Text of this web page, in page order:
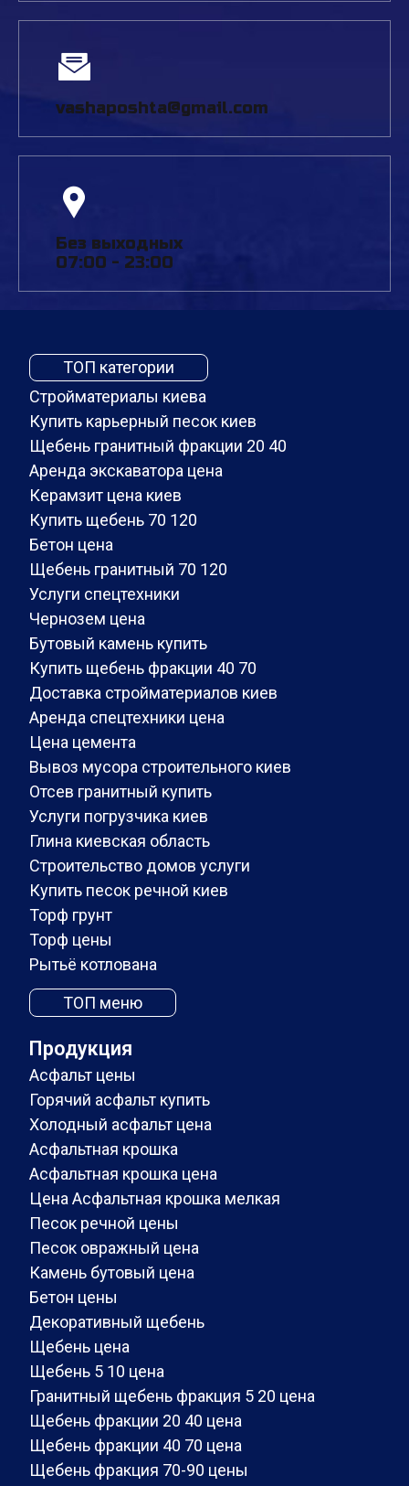
vashaposhta@gmail.com
Без выходных
07:00 - 23:00
ТОП категории
Стройматериалы киева
Купить карьерный песок киев
Щебень гранитный фракции 20 40
Аренда экскаватора цена
Керамзит цена киев
Купить щебень 70 120
Бетон цена
Щебень гранитный 70 120
Услуги спецтехники
Чернозем цена
Бутовый камень купить
Купить щебень фракции 40 70
Доставка стройматериалов киев
Аренда спецтехники цена
Цена цемента
Вывоз мусора строительного киев
Отсев гранитный купить
Услуги погрузчика киев
Глина киевская область
Строительство домов услуги
Купить песок речной киев
Торф грунт
Торф цены
Рытьё котлована
ТОП меню
Продукция
Асфальт цены
Горячий асфальт купить
Холодный асфальт цена
Асфальтная крошка
Асфальтная крошка цена
Цена Асфальтная крошка мелкая
Песок речной цены
Песок овражный цена
Камень бутовый цена
Бетон цены
Декоративный щебень
Щебень цена
Щебень 5 10 цена
Гранитный щебень фракция 5 20 цена
Щебень фракции 20 40 цена
Щебень фракции 40 70 цена
Щебень фракция 70-90 цены